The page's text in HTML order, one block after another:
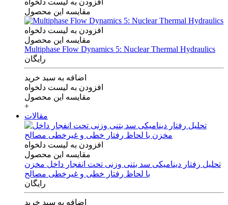
مقایسه این محصول
افزودن به لیست دلخواه
مقایسه این محصول
Multiphase Flow Dynamics 5: Nuclear Thermal Hydraulics
رایگان
اضافه به سبد خرید
افزودن به لیست دلخواه
مقایسه این محصول
+
مقالات
افزودن به لیست دلخواه
مقایسه این محصول
تحلیل رفتار دینامیکی سد بتنی وزنی تحت انفجار داخل مخزن
با لحاظ رفتار خطی و غیرخطی مصالح
رایگان
اضافه به سبد خرید